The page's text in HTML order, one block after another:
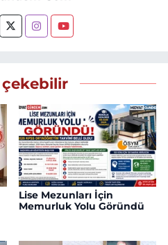
Lise Mezunları İçin
Memurluk Yolu Göründü